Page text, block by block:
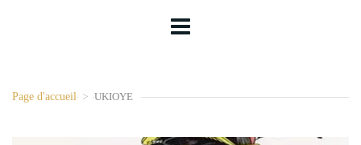
Page d'accueil > UKIOYE